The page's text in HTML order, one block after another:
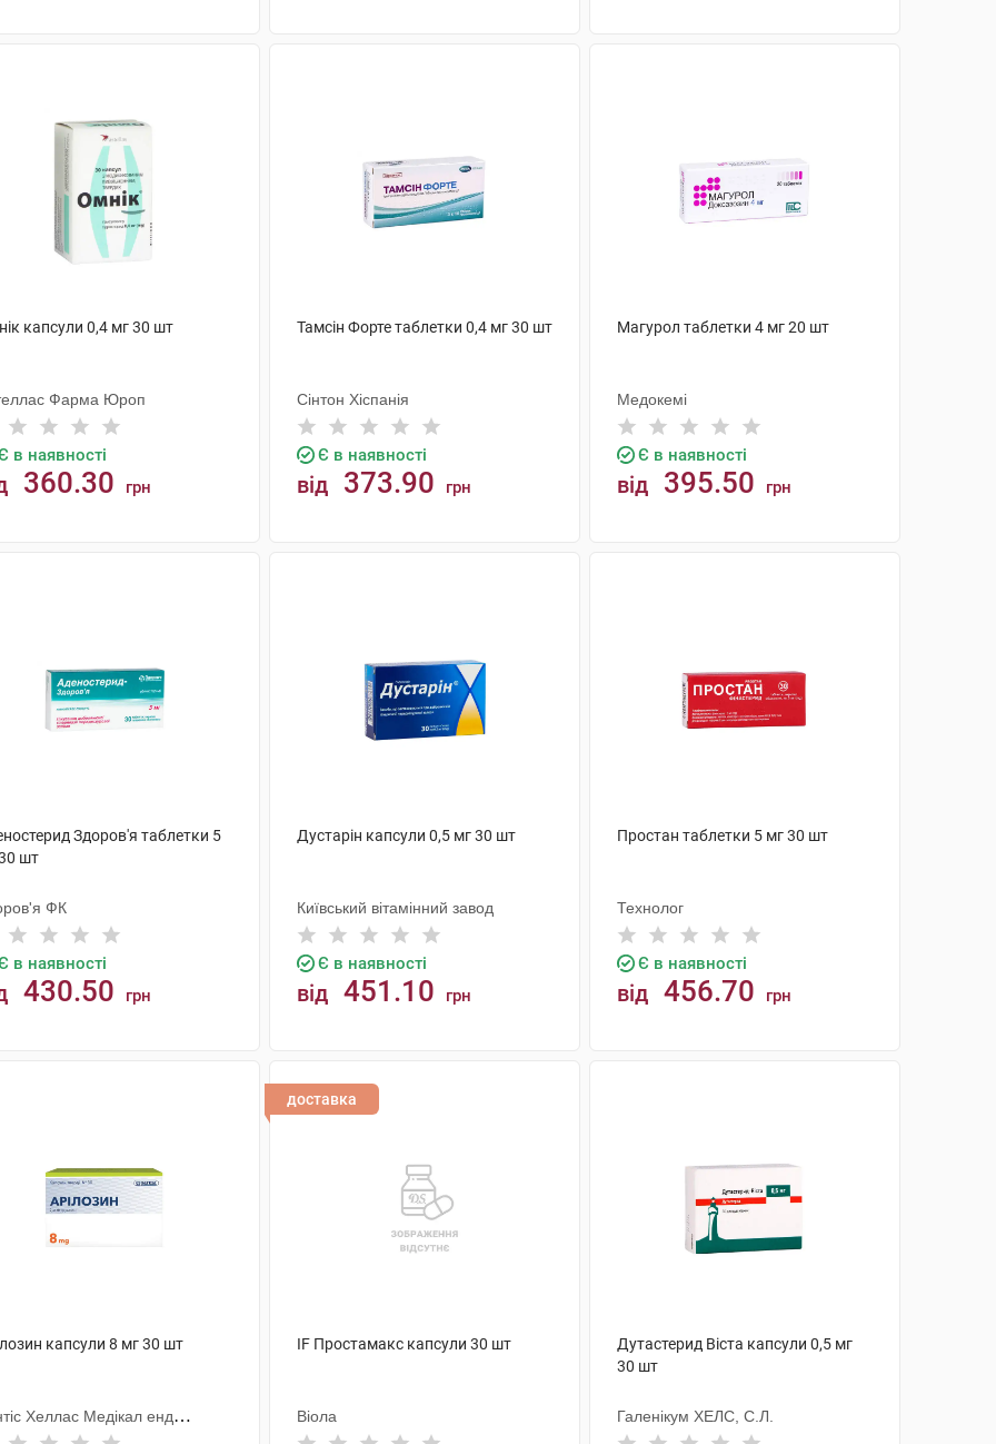
капсули 0,4 мг 30 шт
Фарма Юроп
в наявності
360.30 грн
Тамсін Форте таблетки 0,4 мг 30 шт
Сінтон Хіспанія
Є в наявності
від 373.90 грн
Магурол таблетки 4 мг 20 шт
Медокемі
Є в наявності
від 395.50 грн
Здоров'я таблетки 5
шт
ФК
в наявності
430.50 грн
Дустарін капсули 0,5 мг 30 шт
Київський вітамінний завод
Є в наявності
від 451.10 грн
Простан таблетки 5 мг 30 шт
Технолог
Є в наявності
від 456.70 грн
капсули 8 мг 30 шт
Хеллас Медікал енд
Продактс С.А.
доставка
IF Простамакс капсули 30 шт
Віола
Дутастерид Віста капсули 0,5 мг
30 шт
Галенікум ХЕЛС, С.Л.